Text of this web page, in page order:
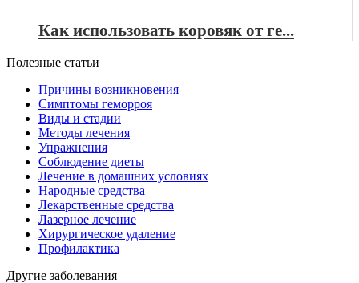
Как использовать коровяк от ге...
Полезные статьи
Причины возникновения
Симптомы геморроя
Виды и стадии
Методы лечения
Упражнения
Соблюдение диеты
Лечение в домашних условиях
Народные средства
Лекарственные средства
Лазерное лечение
Хирургическое удаление
Профилактика
Другие заболевания